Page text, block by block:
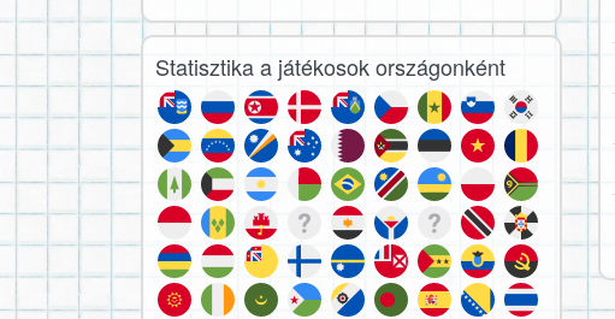
Statisztika a játékosok országonként